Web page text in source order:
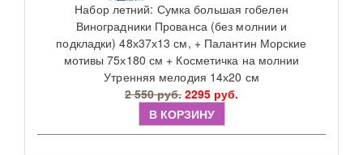
Набор летний: Сумка большая гобелен
Виноградники Прованса (без молнии и
подкладки) 48х37х13 см, + Палантин Морские
мотивы 75х180 см + Косметичка на молнии
Утренняя мелодия 14х20 см
2 550 руб. 2295 руб.
В КОРЗИНУ